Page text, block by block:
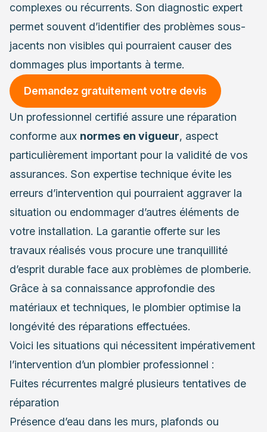
complexes ou récurrents. Son diagnostic expert
permet souvent d’identifier des problèmes sous-
jacents non visibles qui pourraient causer des
dommages plus importants à terme.
Demandez gratuitement votre devis
Un professionnel certifié assure une réparation
conforme aux normes en vigueur, aspect
particulièrement important pour la validité de vos
assurances. Son expertise technique évite les
erreurs d’intervention qui pourraient aggraver la
situation ou endommager d’autres éléments de
votre installation. La garantie offerte sur les
travaux réalisés vous procure une tranquillité
d’esprit durable face aux problèmes de plomberie.
Grâce à sa connaissance approfondie des
matériaux et techniques, le plombier optimise la
longévité des réparations effectuées.
Voici les situations qui nécessitent impérativement
l’intervention d’un plombier professionnel :
Fuites récurrentes malgré plusieurs tentatives de
réparation
Présence d’eau dans les murs, plafonds ou